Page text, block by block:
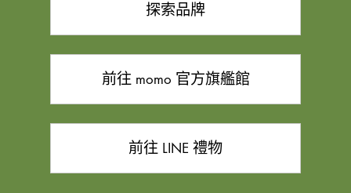
探索品牌
前往 momo 官方旗艦館
前往 LINE 禮物